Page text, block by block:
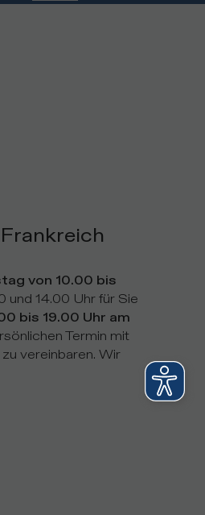
von 10.00 bis
und 14.00 Uhr für Sie
bis 19.00 Uhr am
Termin mit
vereinbaren. Wir